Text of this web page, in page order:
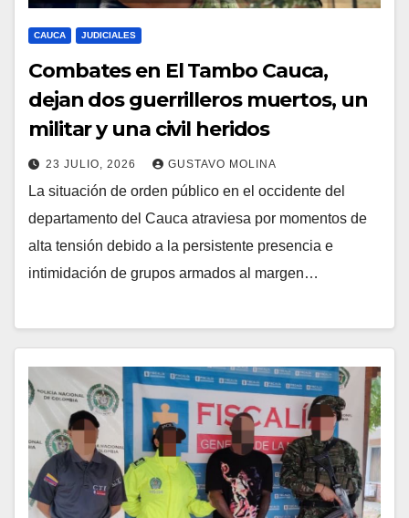
CAUCA JUDICIALES
Combates en El Tambo Cauca,
dejan dos guerrilleros muertos, un
militar y una civil heridos
23 JULIO, 2026 GUSTAVO MOLINA
La situación de orden público en el occidente del
departamento del Cauca atraviesa por momentos de
alta tensión debido a la persistente presencia e
intimidación de grupos armados al margen…